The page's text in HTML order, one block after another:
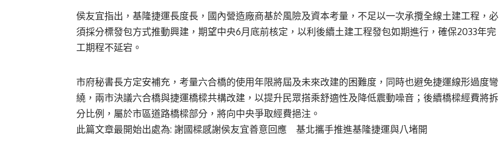
侯友宜指出，基隆捷運長度長，國內營造廠商基於風險及資本考量，不足以一次承攬全線土建工程，必
須採分標發包方式推動興建，期望中央6月底前核定，以利後續土建工程發包如期進行，確保2033年完
工期程不延宕。
市府秘書長方定安補充，考量六合橋的使用年限將屆及未來改建的困難度，同時也避免捷運線形過度彎
繞，兩市決議六合橋與捷運橋樑共構改建，以提升民眾搭乘舒適性及降低震動噪音；後續橋樑經費將拆
分比例，屬於市區道路橋樑部分，將向中央爭取經費挹注。
此篇文章最開始出處為: 謝國樑感謝侯友宜善意回應 基北攜手推進基隆捷運與八堵開